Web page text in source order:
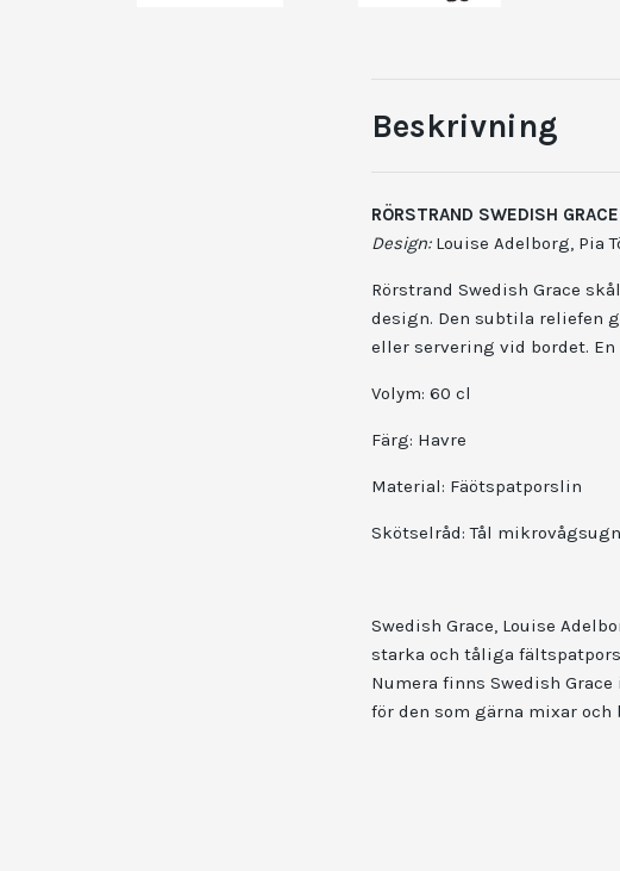
Beskrivning
RÖRSTRAND SWEDISH
Design:Louise Adelborg, Pia
Rörstrand Swedish Grace
design. Den subtila reliefen
eller servering vid bordet.
Volym: 60 cl
Färg: Havre
Material: Fäötspatporslin
Skötselråd: Tål
Swedish Grace, Louise
starka och tåliga
Numera finns Swedish
för den som gärna mixar och